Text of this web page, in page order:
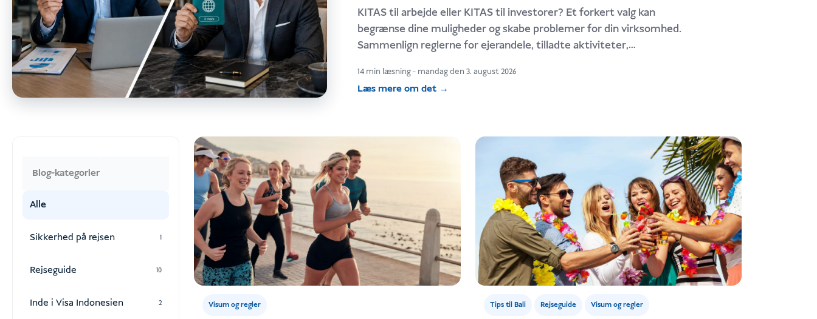
KITAS til arbejde eller KITAS til investorer? Et forkert valg kan
begrænse dine muligheder og skabe problemer for din virksomhed.
Sammenlign reglerne for ejerandele, tilladte aktiviteter,
ansøger.
14 min læsning- mandag den 3. august 2026
Læs mere om det →
Blog-kategorier
Alle
Sikkerhed på rejsen 1
Rejseguide 10
Inde i Visa Indonesien 2 Visum og regler Tips til Bali Rejseguide Visum og regler